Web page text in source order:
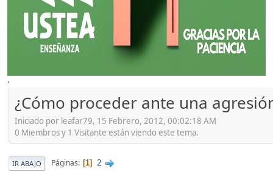
'
¿Cómo proceder ante una
Iniciado por leafar79, 15 Febrero, 2012, 00:02:18 AM
0 Miembros y 1 Visitante están viendo este tema.
IR ABAJO Páginas 1 2